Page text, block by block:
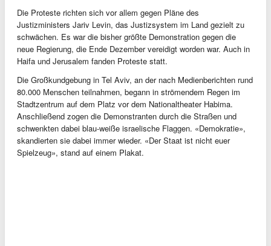
Die Proteste richten sich vor allem gegen Pläne des
Justizministers Jariv Levin, das Justizsystem im Land gezielt zu
schwächen. Es war die bisher größte Demonstration gegen die
neue Regierung, die Ende Dezember vereidigt worden war. Auch in
Haifa und Jerusalem fanden Proteste statt.
Die Großkundgebung in Tel Aviv, an der nach Medienberichten rund
80.000 Menschen teilnahmen, begann in strömendem Regen im
Stadtzentrum auf dem Platz vor dem Nationaltheater Habima.
Anschließend zogen die Demonstranten durch die Straßen und
schwenkten dabei blau-weiße israelische Flaggen. «Demokratie»,
skandierten sie dabei immer wieder. «Der Staat ist nicht euer
Spielzeug», stand auf einem Plakat.